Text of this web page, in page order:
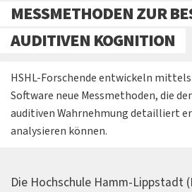
MESSMETHODEN ZUR
AUDITIVEN KOGNITION
HSHL-Forschende entwickeln
Software neue Messmethoden, die
auditiven Wahrnehmung detailliert
analysieren können.
Die Hochschule Hamm-Lippstadt